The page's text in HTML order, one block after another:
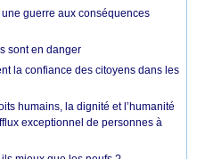
guerre aux conséquences
sont en danger
la confiance des citoyens dans les
humains, la dignité et l’humanité
exceptionnel de personnes à